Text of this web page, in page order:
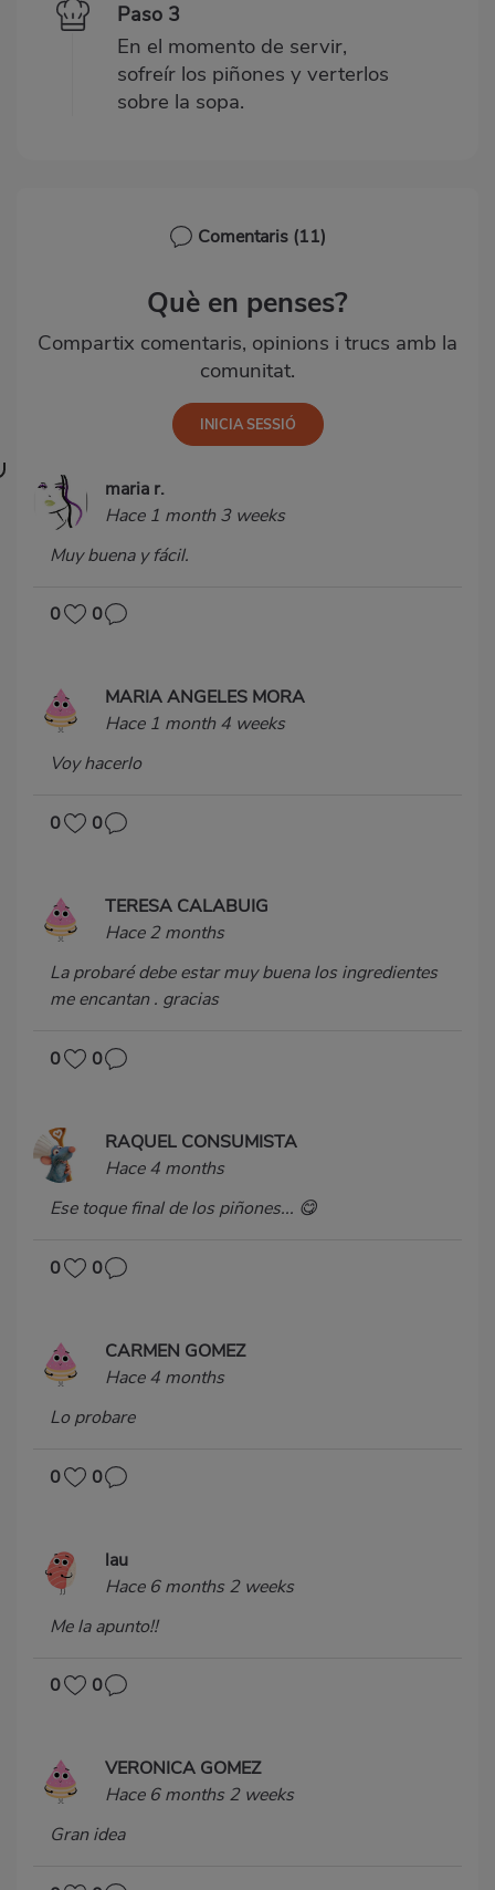
Paso 3
En el momento de servir,
sofreír los piñones y verterlos
sobre la sopa.
Comentaris (11)
Què en penses?
Compartix comentaris, opinions i trucs amb la
comunitat.
maria r.
Hace 1 month 3 weeks
Muy buena y fácil.
0 0
MARIA ANGELES MORA
Hace 1 month 4 weeks
Voy hacerlo
0 0
TERESA CALABUIG
Hace 2 months
La probaré debe estar muy buena los ingredientes
me encantan . gracias
0 0
RAQUEL CONSUMISTA
Hace 4 months
Ese toque final de los piñones... 😋
0 0
CARMEN GOMEZ
Hace 4 months
Lo probare
0 0
lau
Hace 6 months 2 weeks
Me la apunto!!
0 0
VERONICA GOMEZ
Hace 6 months 2 weeks
Gran idea